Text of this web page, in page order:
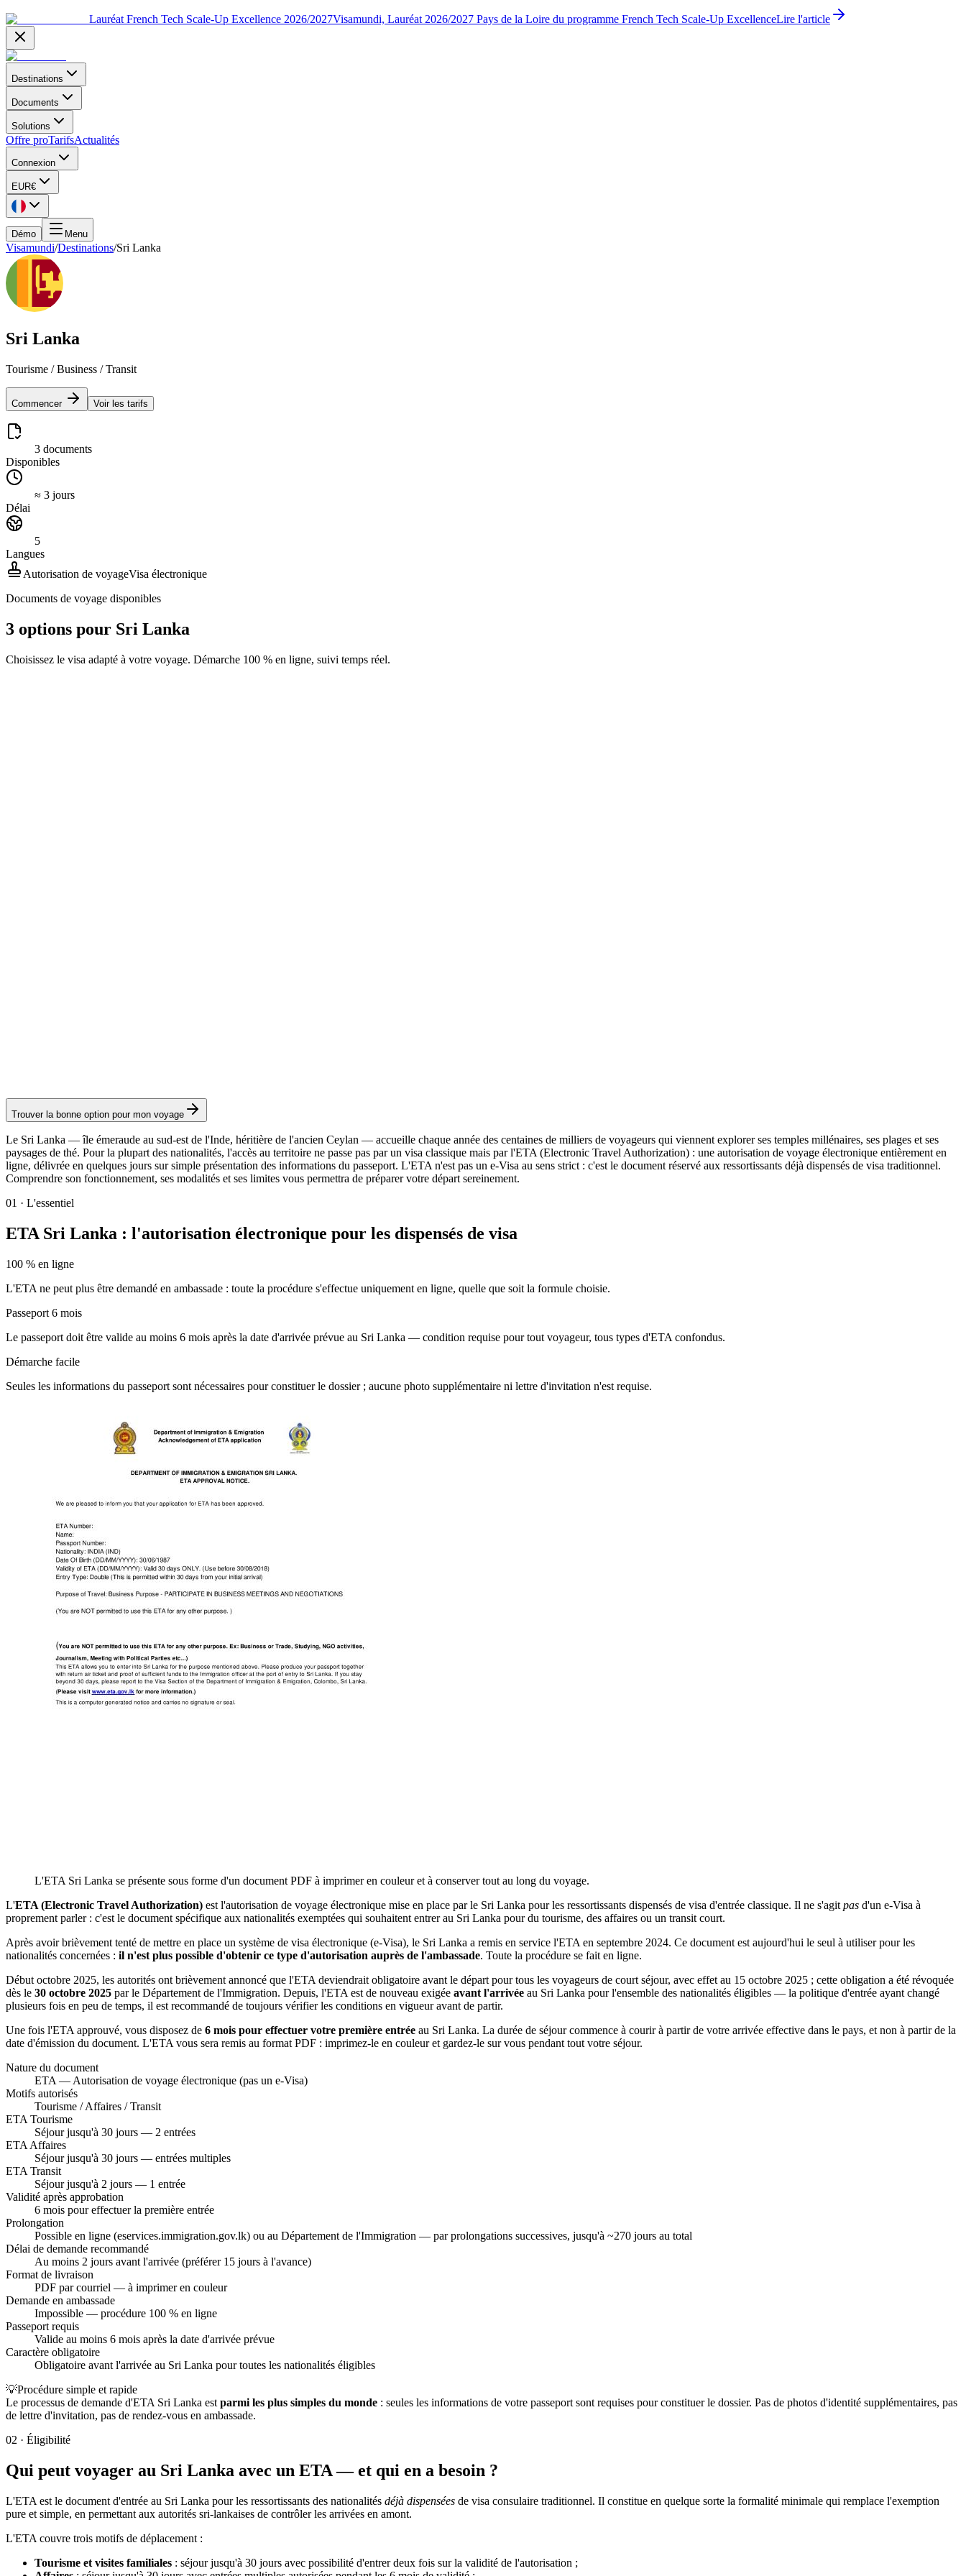
Lauréat French Tech Scale-Up Excellence 2026/2027Visamundi, Lauréat 2026/2027 Pays de la Loire du programme French Tech Scale-Up ExcellenceLire l'article
Destinations
Documents
Solutions
Offre proTarifsActualités
Connexion
EUR€
Démo Menu
Visamundi/Destinations/Sri Lanka
Sri Lanka
Tourisme / Business / Transit
Commencer Voir les tarifs
3 documents
Disponibles
≈ 3 jours
Délai
5
Langues
Autorisation de voyageVisa électronique
Documents de voyage disponibles
3 options pour Sri Lanka
Choisissez le visa adapté à votre voyage. Démarche 100 % en ligne, suivi temps réel.
Trouver la bonne option pour mon voyage
Le Sri Lanka — île émeraude au sud-est de l'Inde, héritière de l'ancien Ceylan — accueille chaque année des centaines de milliers de voyageurs qui viennent explorer ses temples millénaires, ses plages et ses
paysages de thé. Pour la plupart des nationalités, l'accès au territoire ne passe pas par un visa classique mais par l'ETA (Electronic Travel Authorization) : une autorisation de voyage électronique entièrement en
ligne, délivrée en quelques jours sur simple présentation des informations du passeport. L'ETA n'est pas un e-Visa au sens strict : c'est le document réservé aux ressortissants déjà dispensés de visa traditionnel.
Comprendre son fonctionnement, ses modalités et ses limites vous permettra de préparer votre départ sereinement.
01 · L'essentiel
ETA Sri Lanka : l'autorisation électronique pour les dispensés de visa
100 % en ligne
L'ETA ne peut plus être demandé en ambassade : toute la procédure s'effectue uniquement en ligne, quelle que soit la formule choisie.
Passeport 6 mois
Le passeport doit être valide au moins 6 mois après la date d'arrivée prévue au Sri Lanka — condition requise pour tout voyageur, tous types d'ETA confondus.
Démarche facile
Seules les informations du passeport sont nécessaires pour constituer le dossier ; aucune photo supplémentaire ni lettre d'invitation n'est requise.
L'ETA Sri Lanka se présente sous forme d'un document PDF à imprimer en couleur et à conserver tout au long du voyage.
L'ETA (Electronic Travel Authorization) est l'autorisation de voyage électronique mise en place par le Sri Lanka pour les ressortissants dispensés de visa d'entrée classique. Il ne s'agit pas d'un e-Visa à
proprement parler : c'est le document spécifique aux nationalités exemptées qui souhaitent entrer au Sri Lanka pour du tourisme, des affaires ou un transit court.
Après avoir brièvement tenté de mettre en place un système de visa électronique (e-Visa), le Sri Lanka a remis en service l'ETA en septembre 2024. Ce document est aujourd'hui le seul à utiliser pour les
nationalités concernées : il n'est plus possible d'obtenir ce type d'autorisation auprès de l'ambassade. Toute la procédure se fait en ligne.
Début octobre 2025, les autorités ont brièvement annoncé que l'ETA deviendrait obligatoire avant le départ pour tous les voyageurs de court séjour, avec effet au 15 octobre 2025 ; cette obligation a été révoquée
dès le 30 octobre 2025 par le Département de l'Immigration. Depuis, l'ETA est de nouveau exigée avant l'arrivée au Sri Lanka pour l'ensemble des nationalités éligibles — la politique d'entrée ayant changé
plusieurs fois en peu de temps, il est recommandé de toujours vérifier les conditions en vigueur avant de partir.
Une fois l'ETA approuvé, vous disposez de 6 mois pour effectuer votre première entrée au Sri Lanka. La durée de séjour commence à courir à partir de votre arrivée effective dans le pays, et non à partir de la
date d'émission du document. L'ETA vous sera remis au format PDF : imprimez-le en couleur et gardez-le sur vous pendant tout votre séjour.
Nature du document
ETA — Autorisation de voyage électronique (pas un e-Visa)
Motifs autorisés
Tourisme / Affaires / Transit
ETA Tourisme
Séjour jusqu'à 30 jours — 2 entrées
ETA Affaires
Séjour jusqu'à 30 jours — entrées multiples
ETA Transit
Séjour jusqu'à 2 jours — 1 entrée
Validité après approbation
6 mois pour effectuer la première entrée
Prolongation
Possible en ligne (eservices.immigration.gov.lk) ou au Département de l'Immigration — par prolongations successives, jusqu'à ~270 jours au total
Délai de demande recommandé
Au moins 2 jours avant l'arrivée (préférer 15 jours à l'avance)
Format de livraison
PDF par courriel — à imprimer en couleur
Demande en ambassade
Impossible — procédure 100 % en ligne
Passeport requis
Valide au moins 6 mois après la date d'arrivée prévue
Caractère obligatoire
Obligatoire avant l'arrivée au Sri Lanka pour toutes les nationalités éligibles
💡Procédure simple et rapide
Le processus de demande d'ETA Sri Lanka est parmi les plus simples du monde : seules les informations de votre passeport sont requises pour constituer le dossier. Pas de photos d'identité supplémentaires, pas
de lettre d'invitation, pas de rendez-vous en ambassade.
02 · Éligibilité
Qui peut voyager au Sri Lanka avec un ETA — et qui en a besoin ?
L'ETA est le document d'entrée au Sri Lanka pour les ressortissants des nationalités déjà dispensées de visa consulaire traditionnel. Il constitue en quelque sorte la formalité minimale qui remplace l'exemption
pure et simple, en permettant aux autorités sri-lankaises de contrôler les arrivées en amont.
L'ETA couvre trois motifs de déplacement :
Tourisme et visites familiales : séjour jusqu'à 30 jours avec possibilité d'entrer deux fois sur la validité de l'autorisation ;